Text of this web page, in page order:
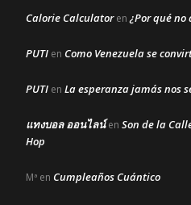
Calorie Calculatoren¿Por qué
PUTI en Como Venezuela se
PUTI en La esperanza jamás nos
แทงบอล ออนไลน์en Son de la
Hop
Mª en Cumpleaños Cuántico